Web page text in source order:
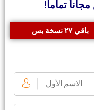
تماماً!
باقي ٢٧ نسخة بس